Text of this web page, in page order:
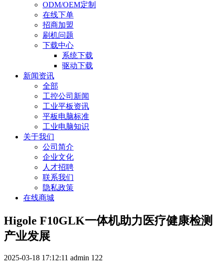
ODM/OEM定制
在线下单
招商加盟
刷机问题
下载中心
系统下载
驱动下载
新闻资讯
全部
工控公司新闻
工业平板资讯
平板电脑标准
工业电脑知识
关于我们
公司简介
企业文化
人才招聘
联系我们
隐私政策
在线商城
Higole F10GLK一体机助力医疗健康检测
产业发展
2025-03-18 17:12:11 admin 122